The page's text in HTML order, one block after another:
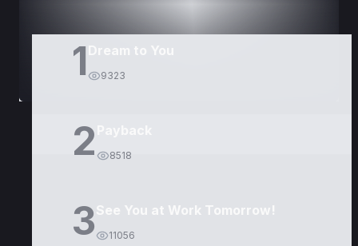
1 Dream to You
9323
2 8518
3See You at Work Tomorrow!
11056